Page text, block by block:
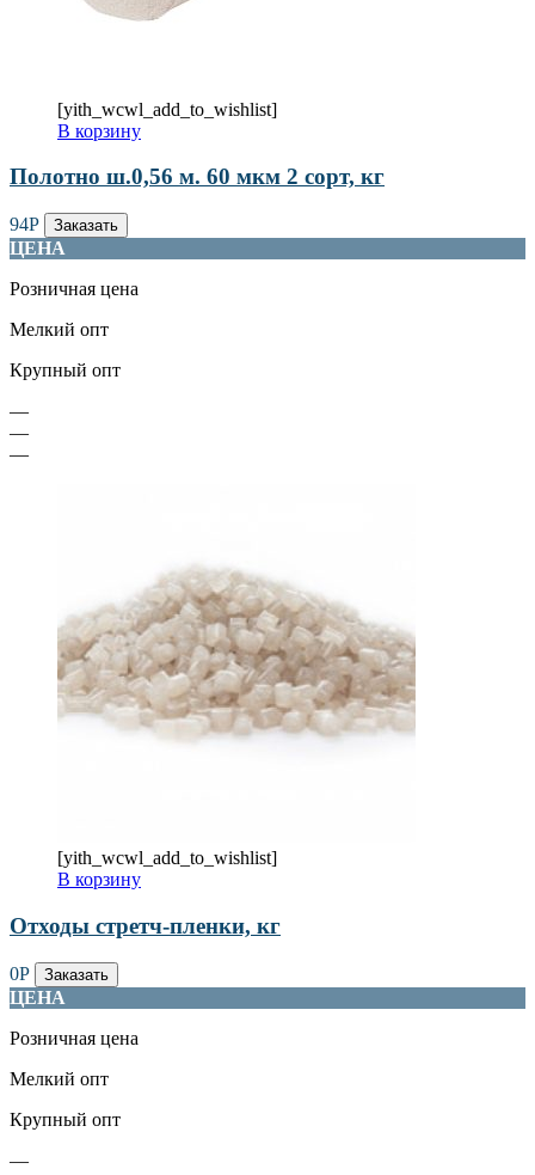
[yith_wcwl_add_to_wishlist]
В корзину
Полотно ш.0,56 м. 60 мкм 2 сорт, кг
94Р Заказать
ЦЕНА
Розничная цена
Мелкий опт
Крупный опт
—
—
—
[yith_wcwl_add_to_wishlist]
В корзину
Отходы стретч-пленки, кг
0Р Заказать
ЦЕНА
Розничная цена
Мелкий опт
Крупный опт
—